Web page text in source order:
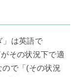
」は英語で
その状況下で適
ので「(その状況